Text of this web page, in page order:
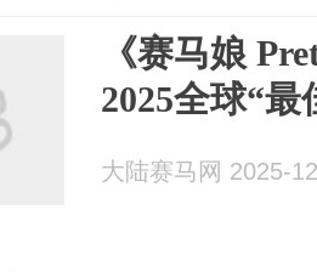
《赛马娘
2025全球“
大陆赛马网 2025-